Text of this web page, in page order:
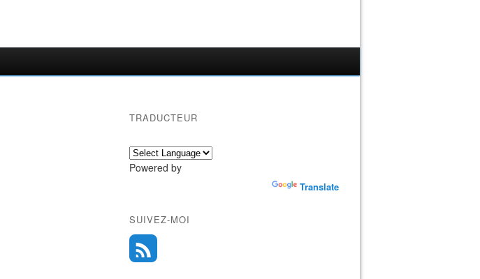
TRADUCTEUR
Powered by
Translate
SUIVEZ-MOI